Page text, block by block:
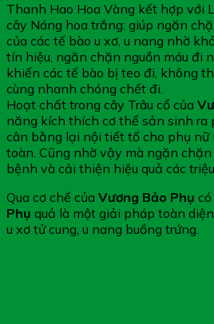
Thanh Hao Hoa Vàng kết hợp với
cây Náng hoa trắng: giúp ngăn
của các tế bào u xơ, u nang nhờ
tín hiệu, ngăn chặn nguồn máu đi
khiến các tế bào bị teo đi, không
cùng nhanh chóng chết đi.
Hoạt chất trong cây Trâu cổ của
năng kích thích cơ thể sản sinh ra
cân bằng lại nội tiết tố cho phụ nữ
toàn. Cũng nhờ vậy mà ngặn
bệnh và cải thiện hiệu quả các
Qua cơ chế của Vương Bảo Phụ
Phụ quả là một giải pháp toàn
u xơ tử cung, u nang buồng trứng.